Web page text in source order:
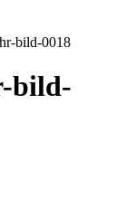
bild-0018
bild-